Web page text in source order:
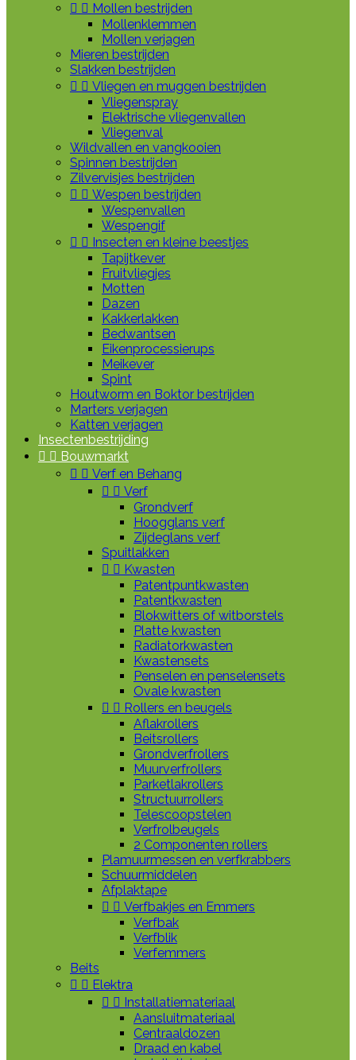
  Mollen bestrijden
Mollenklemmen
Mollen verjagen
Mieren bestrijden
Slakken bestrijden
  Vliegen en muggen bestrijden
Vliegenspray
Elektrische vliegenvallen
Vliegenval
Wildvallen en vangkooien
Spinnen bestrijden
Zilvervisjes bestrijden
  Wespen bestrijden
Wespenvallen
Wespengif
  Insecten en kleine beestjes
Tapijtkever
Fruitvliegjes
Motten
Dazen
Kakkerlakken
Bedwantsen
Eikenprocessierups
Meikever
Spint
Houtworm en Boktor bestrijden
Marters verjagen
Katten verjagen
Insectenbestrijding
  Bouwmarkt
  Verf en Behang
  Verf
Grondverf
Hoogglans verf
Zijdeglans verf
Spuitlakken
  Kwasten
Patentpuntkwasten
Patentkwasten
Blokwitters of witborstels
Platte kwasten
Radiatorkwasten
Kwastensets
Penselen en penselensets
Ovale kwasten
  Rollers en beugels
Aflakrollers
Beitsrollers
Grondverfrollers
Muurverfrollers
Parketlakrollers
Structuurrollers
Telescoopstelen
Verfrolbeugels
2 Componenten rollers
Plamuurmessen en verfkrabbers
Schuurmiddelen
Afplaktape
  Verfbakjes en Emmers
Verfbak
Verfblik
Verfemmers
Beits
  Elektra
  Installatiemateriaal
Aansluitmateriaal
Centraaldozen
Draad en kabel